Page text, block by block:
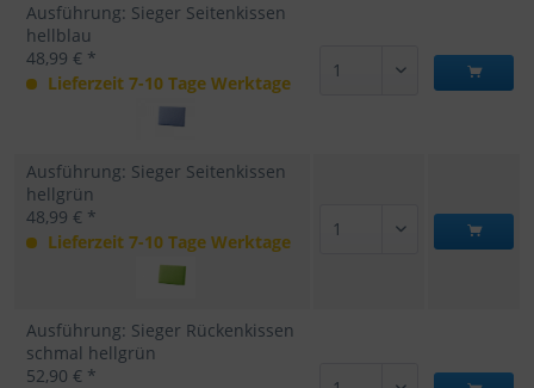
Ausführung: Sieger Seitenkissen
hellblau
48,99 € *
Lieferzeit 7-10 Tage Werktage
Ausführung: Sieger Seitenkissen
hellgrün
48,99 € *
Lieferzeit 7-10 Tage Werktage
Ausführung: Sieger Rückenkissen
schmal hellgrün
52,90 € *